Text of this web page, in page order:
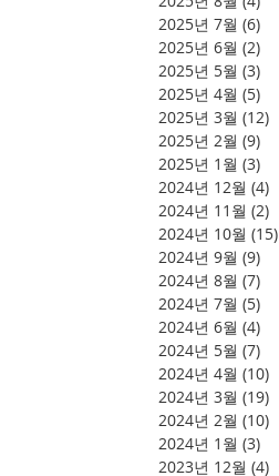
2025년 7월 (6)
2025년 6월 (2)
2025년 5월 (3)
2025년 4월 (5)
2025년 3월 (12)
2025년 2월 (9)
2025년 1월 (3)
2024년 12월 (4)
2024년 11월 (2)
2024년 10월 (15)
2024년 9월 (9)
2024년 8월 (7)
2024년 7월 (5)
2024년 6월 (4)
2024년 5월 (7)
2024년 4월 (10)
2024년 3월 (19)
2024년 2월 (10)
2024년 1월 (3)
2023년 12월 (4)